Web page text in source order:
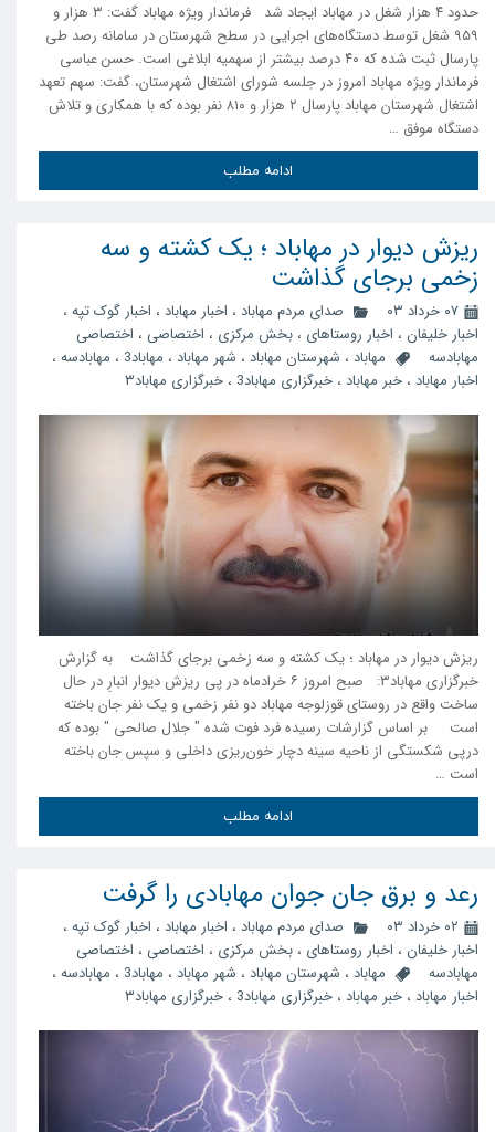
حدود ۴ هزار شغل در مهاباد ایجاد شد فرماندار ویژه مهاباد گفت: ۳ هزار و
۹۵۹ شغل توسط دستگاه‌های اجرایی در سطح شهرستان در سامانه رصد طی
پارسال ثبت شده که ۴۰ درصد بیشتر از سهمیه ابلاغی است. حسن عباسی
فرماندار ویژه مهاباد امروز در جلسه شورای اشتغال شهرستان، گفت: سهم تعهد
اشتغال شهرستان مهاباد پارسال ۲ هزار و ۸۱۰ نفر بوده که با همکاری و تلاش
دستگاه موفق …
ادامه مطلب
ریزش دیوار در مهاباد ؛ یک کشته و سه
زخمی برجای گذاشت
۰۷ خرداد ۰۳ صدای مردم مهاباد ، اخبار مهاباد ، اخبار گوک تپه ،
اخبار خلیفان ، اخبار روستاهای ، بخش مرکزی ، اختصاصی ، اختصاصی
مهابادسه
مهاباد ، شهرستان مهاباد ، شهر مهاباد ، مهاباد3 ، مهابادسه ،
اخبار مهاباد ، خبر مهاباد ، خبرگزاری مهاباد3 ، خبرگزاری مهاباد۳
ریزش دیوار در مهاباد ؛ یک کشته و سه زخمی برجای گذاشت به گزارش
خبرگزاری مهاباد۳: صبح امروز ۶ خرادماه در پی ریزش دیوار انبارِ در حال
ساخت واقع در روستای قوزلوجه مهاباد دو نفر زخمی و یک نفر جان باخته
است بر اساس گزارشات رسیده فرد فوت شده " جلال صالحی " بوده که
درپی شکستگی از ناحیه سینه دچار خون‌ریزی داخلی و سپس جان باخته
است …
ادامه مطلب
رعد و برق جان جوان مهابادی را گرفت
۰۲ خرداد ۰۳ صدای مردم مهاباد ، اخبار مهاباد ، اخبار گوک تپه ،
اخبار خلیفان ، اخبار روستاهای ، بخش مرکزی ، اختصاصی ، اختصاصی
مهابادسه
مهاباد ، شهرستان مهاباد ، شهر مهاباد ، مهاباد3 ، مهابادسه ،
اخبار مهاباد ، خبر مهاباد ، خبرگزاری مهاباد3 ، خبرگزاری مهاباد۳